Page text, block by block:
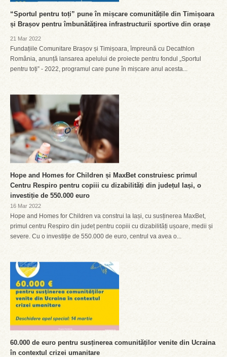
“Sportul pentru toți” pune în mișcare comunitățile din Timișoara
și Brașov pentru îmbunătățirea infrastructurii sportive din orașe
21 Mar 2022
Fundațiile Comunitare Brașov și Timișoara, împreună cu Decathlon
România, anunță lansarea apelului de proiecte pentru fondul „Sportul
pentru toți” - 2022, programul care pune în mișcare anul acesta...
Hope and Homes for Children și MaxBet construiesc primul
Centru Respiro pentru copiii cu dizabilități din județul Iași, o
investiție de 550.000 euro
16 Mar 2022
Hope and Homes for Children va construi la Iași, cu susținerea MaxBet,
primul centru Respiro din județ pentru copiii cu dizabilități ușoare, medii și
severe. Cu o investiție de 550.000 de euro, centrul va avea o...
60.000 de euro pentru susținerea comunităților venite din Ucraina
în contextul crizei umanitare